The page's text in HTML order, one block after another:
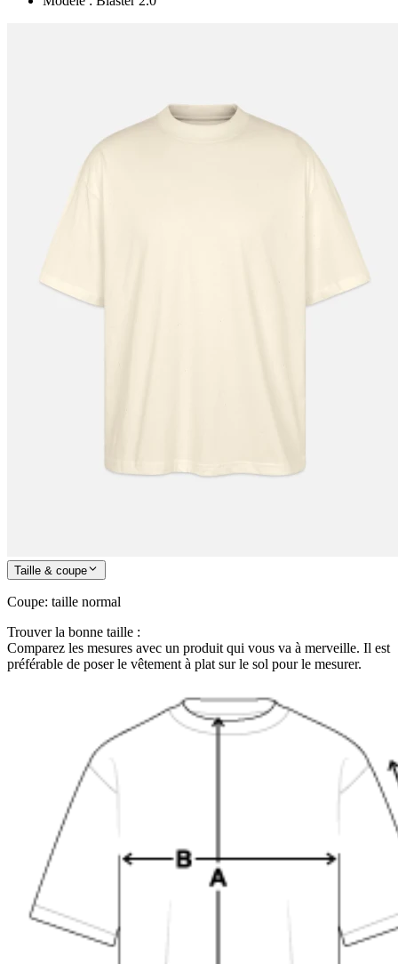
Taille & coupe
Coupe: taille normal
Trouver la bonne taille :
Comparez les mesures avec un produit qui vous va à merveille. Il est
préférable de poser le vêtement à plat sur le sol pour le mesurer.